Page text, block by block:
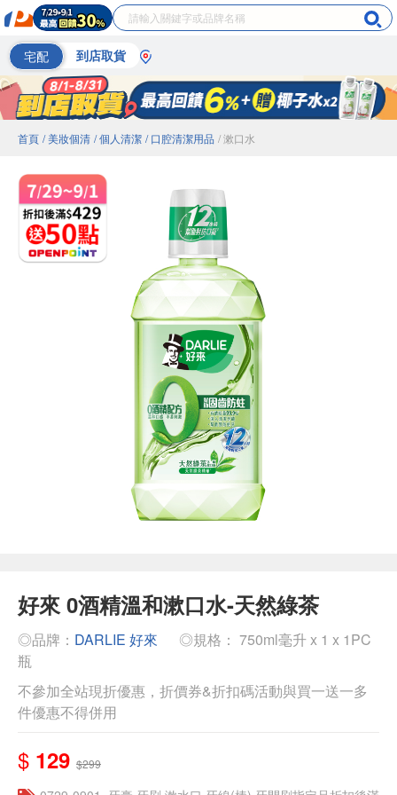
宅配 到店取貨
首頁 / 美妝個清 / 個人清潔 / 口腔清潔用品 / 漱口水
好來 0酒精溫和漱口水-天然綠茶
◎品牌： DARLIE 好來
◎規格： 750ml毫升 x 1 x 1PC
瓶
不參加全站現折優惠，折價券&折扣碼活動與買一送一多
件優惠不得併用
$ 129 $299